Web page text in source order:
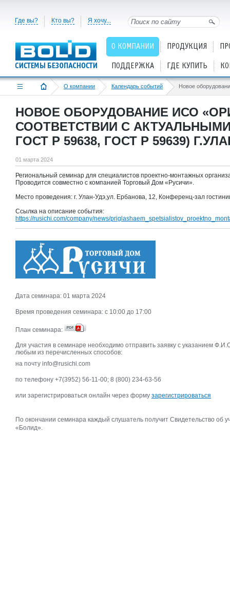
Где вы? Кто вы? Я хочу...
О КОМПАНИИ ПРОДУКЦИЯ
ПОДДЕРЖКА ГДЕ КУПИТЬ
О компании Календарь событий
НОВОЕ ОБОРУДОВАНИЕ ИСО
СООТВЕТСТВИИ С
ГОСТ Р 59638, ГОСТ Р 59639)
01 марта 2024
Региональный семинар для специалистов проектно-монтажных
Проводится совместно с компанией Торговый Дом «Русичи».
Место проведения: г. Улан-Удэ,ул. Ербанова, 12, Конференц-зал
Ссылка на описание события:
https://rusichi.com/company/news/
Дата семинара: 01 марта 2024
Время проведения семинара: c 10:00 до 17:00
План семинара:
Для участия в семинаре необходимо отправить заявку с указанием
любым из перечисленных способов:
на почту info@rusichi.com
по телефону +7(3952) 56-11-00; 8 (800) 234-63-56
или зарегистрироваться онлайн через форму зарегистрироваться
По окончании семинара каждый слушатель получит Свидетельство
«Болид».